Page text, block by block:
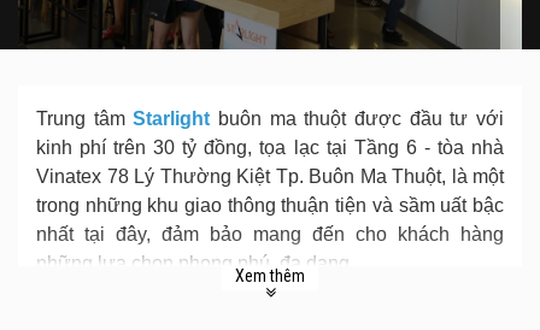
Trung tâmStarlight buôn ma thuột được đầu tư với
kinh phí trên 30 tỷ đồng, tọa lạc tại Tầng 6 - tòa nhà
Vinatex 78 Lý Thường Kiệt Tp. Buôn Ma Thuột, là một
trong những khu giao thông thuận tiện và sầm uất bậc
nhất tại đây, đảm bảo mang đến cho khách hàng
những lựa chọn phong phú, đa dạng.
Xem thêm